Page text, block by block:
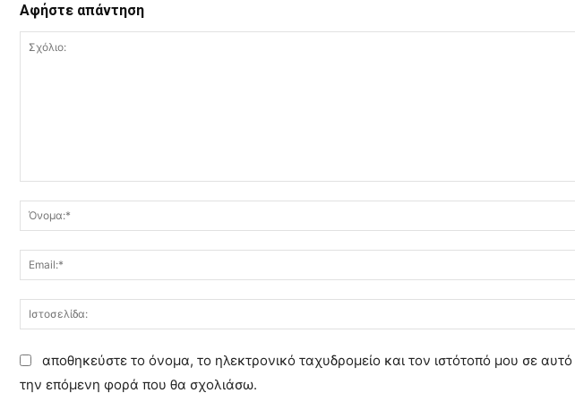
Αφήστε απάντηση
ι
:
αποθηκεύστε το όνομα, το ηλεκτρονικό ταχυδρομείο και τον ιστότοπό μου σε
την επόμενη φορά που θα σχολιάσω.